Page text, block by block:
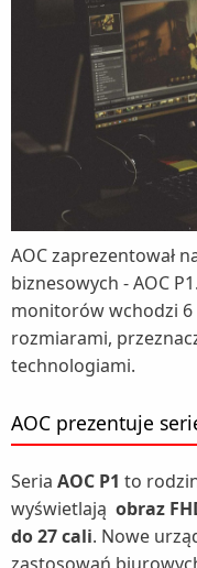
AOC zaprezentował
biznesowych - AOC
monitorów wchodzi 6
rozmiarami,
technologiami.
AOC prezentuje
Seria AOC P1 to
wyświetlają obraz
do 27 cali. Nowe